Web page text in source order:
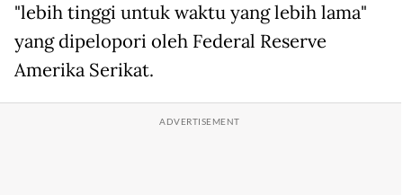
"lebih tinggi untuk waktu yang lebih lama"
yang dipelopori oleh Federal Reserve
Amerika Serikat.